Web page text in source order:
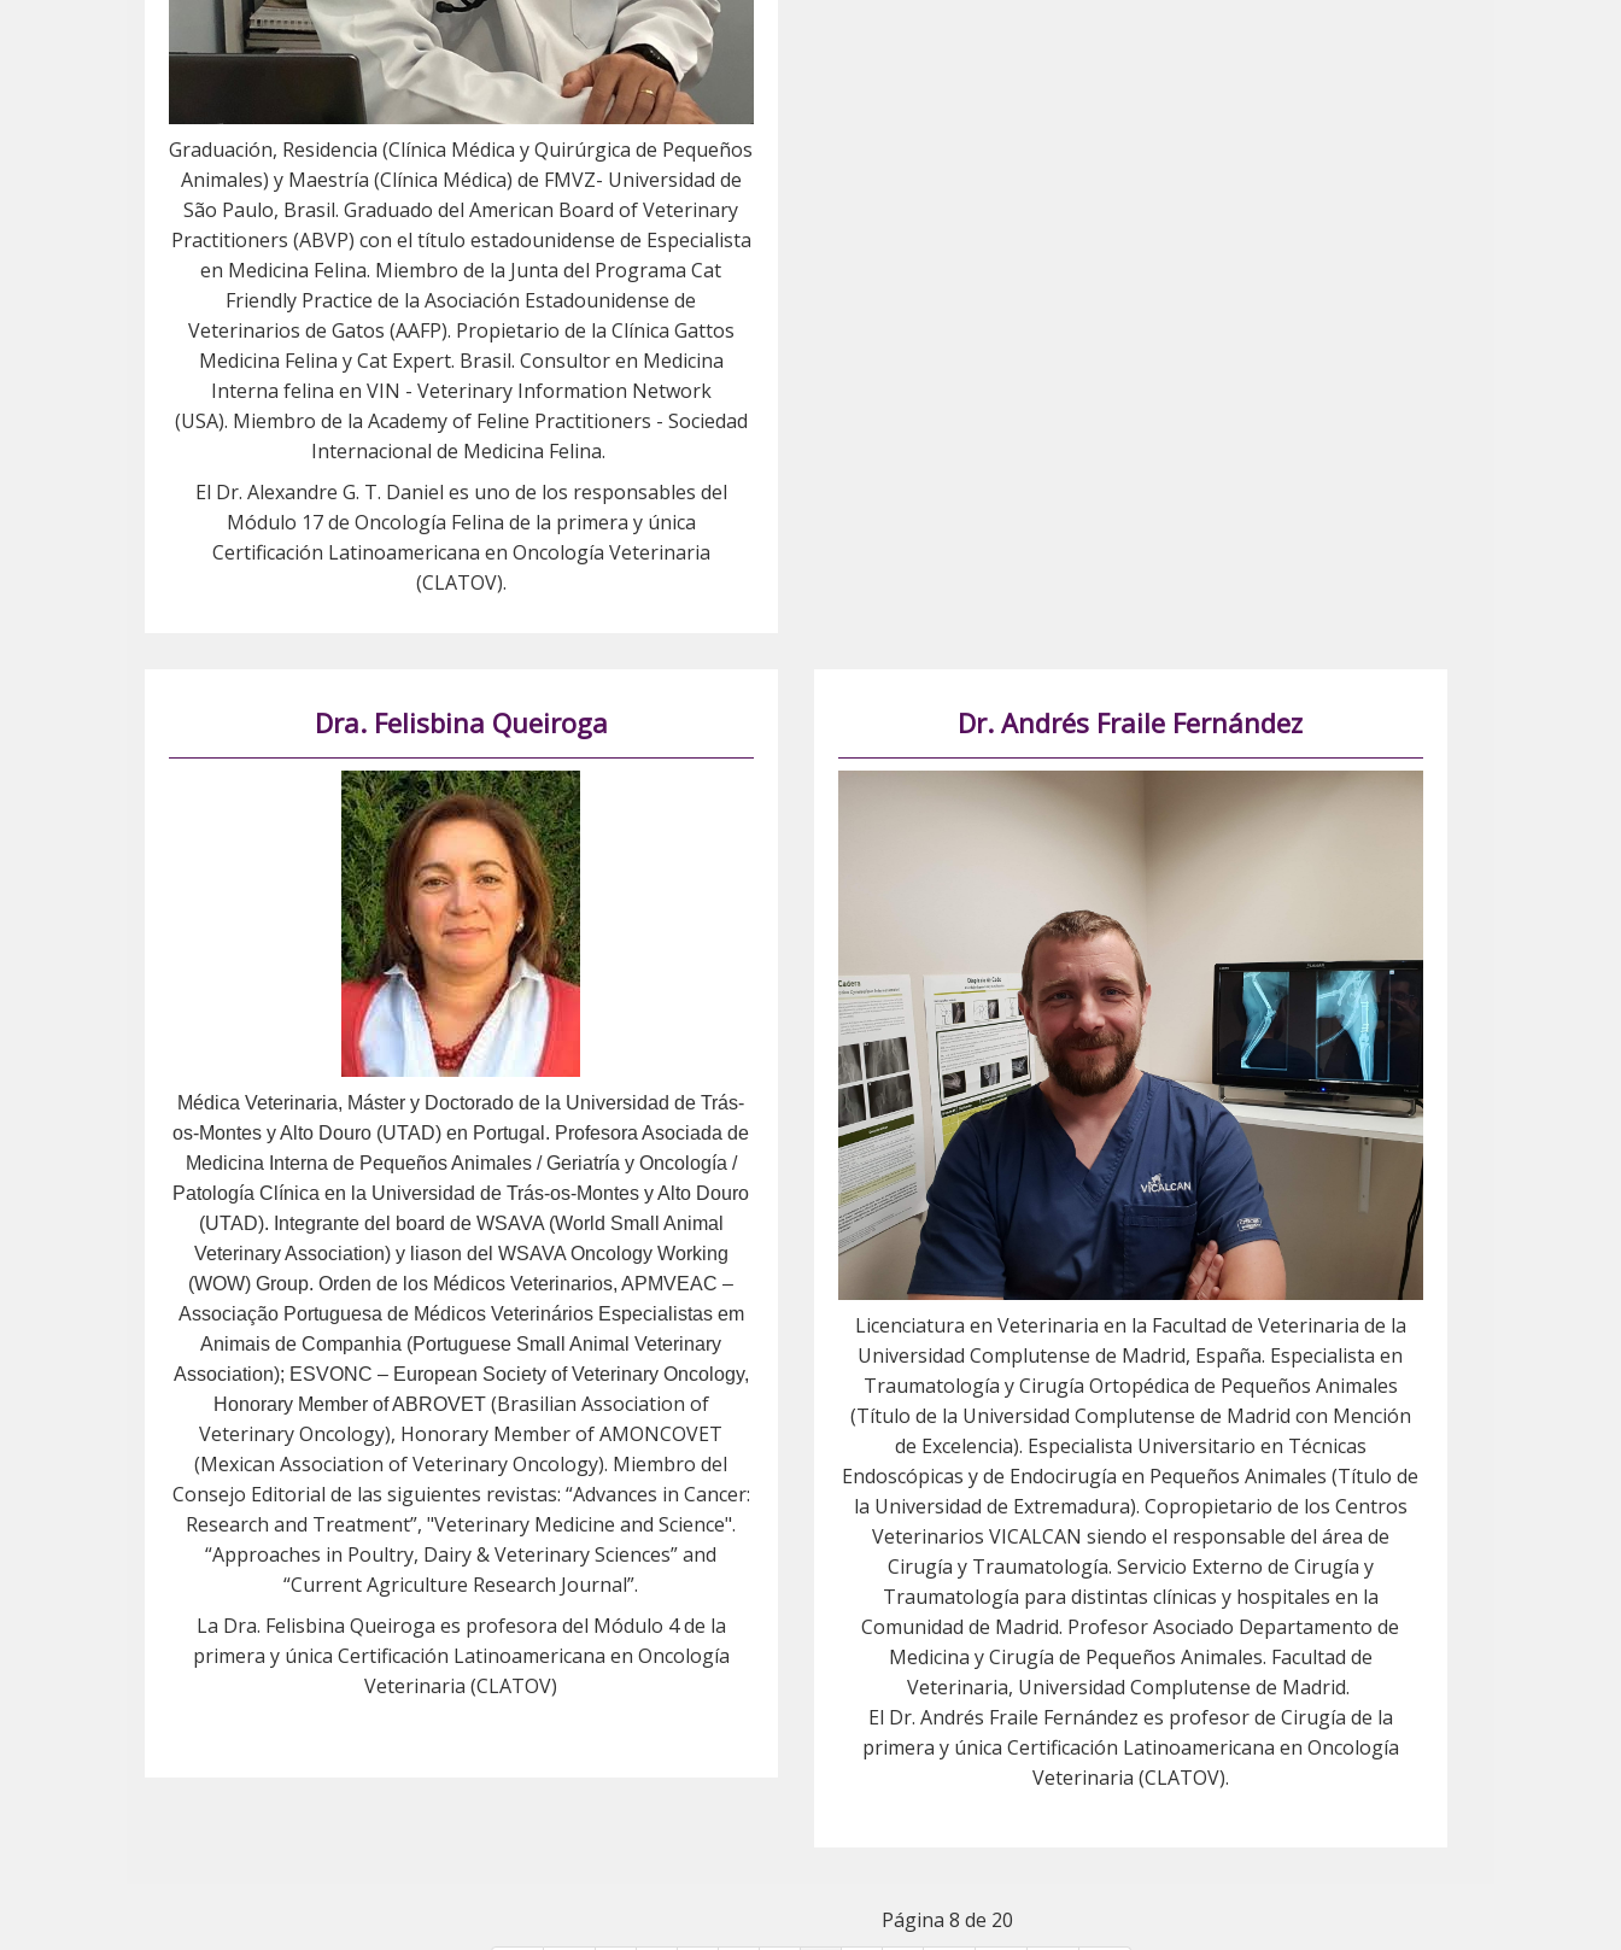
Graduación, Residencia (Clínica Médica y Quirúrgica de Pequeños
Animales) y Maestría (Clínica Médica) de FMVZ- Universidad de
São Paulo, Brasil.Graduado del American Board of Veterinary
Practitioners (ABVP) con el título estadounidense de Especialista
en Medicina Felina. Miembro de la Junta del Programa Cat
Friendly Practice de la Asociación Estadounidense de
Veterinarios de Gatos (AAFP). Propietario de la Clínica Gattos
Medicina Felina y Cat Expert. Brasil. Consultor en Medicina
Interna felina en VIN - Veterinary Information Network
(USA). Miembro de la Academy of Feline Practitioners - Sociedad
Internacional de Medicina Felina.
El Dr. Alexandre G. T. Daniel es uno de los responsables del
Módulo 17 de Oncología Felina de la primera y única
Certificación Latinoamericana en Oncología Veterinaria
(CLATOV).
Dra. Felisbina Queiroga
Médica Veterinaria, Máster y Doctorado de la Universidad de Trás-
os-Montes y Alto Douro (UTAD) en Portugal. Profesora Asociada de
Medicina Interna de Pequeños Animales / Geriatría y Oncología /
Patología Clínica en la Universidad de Trás-os-Montes y Alto Douro
(UTAD). Integrante del board de WSAVA (World Small Animal
Veterinary Association) y liason del WSAVA Oncology Working
(WOW) Group.Orden de los Médicos Veterinarios, APMVEAC –
Associação Portuguesa de Médicos Veterinários Especialistas em
Animais de Companhia (Portuguese Small Animal Veterinary
Association); ESVONC – European Society of Veterinary Oncology,
Honorary Member of ABROVET(Brasilian Association of
Veterinary Oncology), Honorary Member of AMONCOVET
(Mexican Association of Veterinary Oncology). Miembro del
Consejo Editorial de las siguientes revistas: “Advances in Cancer:
Research and Treatment”, "Veterinary Medicine and Science".
“Approaches in Poultry, Dairy & Veterinary Sciences” and
“Current Agriculture Research Journal”.
La Dra. Felisbina Queiroga es profesora del Módulo 4 de la
primera y única Certificación Latinoamericana en Oncología
Veterinaria (CLATOV)
Dr. Andrés Fraile Fernández
Licenciatura en Veterinaria en la Facultad de Veterinaria de la
Universidad Complutense de Madrid, España. Especialista en
Traumatología y Cirugía Ortopédica de Pequeños Animales
(Título de la Universidad Complutense de Madrid con Mención
de Excelencia). Especialista Universitario en Técnicas
Endoscópicas y de Endocirugía en Pequeños Animales (Título de
la Universidad de Extremadura). Copropietario de los Centros
Veterinarios VICALCAN siendo el responsable del área de
Cirugía y Traumatología. Servicio Externo de Cirugía y
Traumatología para distintas clínicas y hospitales en la
Comunidad de Madrid. Profesor Asociado Departamento de
Medicina y Cirugía de Pequeños Animales. Facultad de
Veterinaria, Universidad Complutense de Madrid.
El Dr. Andrés Fraile Fernández es profesor de Cirugía de la
primera y única Certificación Latinoamericana en Oncología
Veterinaria (CLATOV).
Página 8 de 20